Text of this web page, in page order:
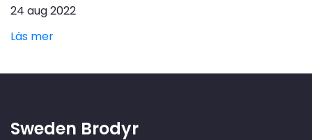
24 aug 2022
Läs mer
Sweden Brodyr